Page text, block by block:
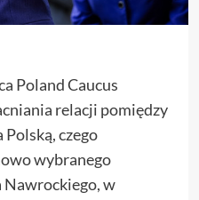
Poland Caucus
relacji pomiędzy
czego
wybranego
Nawrockiego, w